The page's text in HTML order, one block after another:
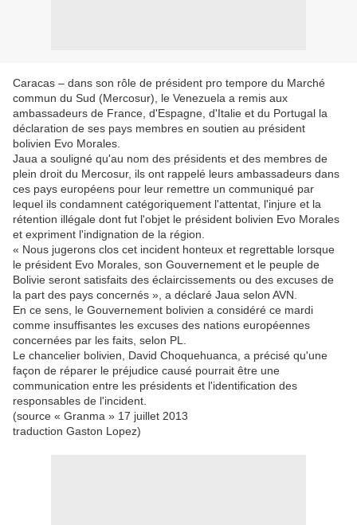
Caracas – dans son rôle de président pro tempore du Marché
commun du Sud (Mercosur), le Venezuela a remis aux
ambassadeurs de France, d'Espagne, d'Italie et du Portugal la
déclaration de ses pays membres en soutien au président
bolivien Evo Morales.
Jaua a souligné qu'au nom des présidents et des membres de
plein droit du Mercosur, ils ont rappelé leurs ambassadeurs dans
ces pays européens pour leur remettre un communiqué par
lequel ils condamnent catégoriquement l'attentat, l'injure et la
rétention illégale dont fut l'objet le président bolivien Evo Morales
et expriment l'indignation de la région.
« Nous jugerons clos cet incident honteux et regrettable lorsque
le président Evo Morales, son Gouvernement et le peuple de
Bolivie seront satisfaits des éclaircissements ou des excuses de
la part des pays concernés », a déclaré Jaua selon AVN.
En ce sens, le Gouvernement bolivien a considéré ce mardi
comme insuffisantes les excuses des nations européennes
concernées par les faits, selon PL.
Le chancelier bolivien, David Choquehuanca, a précisé qu'une
façon de réparer le préjudice causé pourrait être une
communication entre les présidents et l'identification des
responsables de l'incident.
(source « Granma » 17 juillet 2013
traduction Gaston Lopez)